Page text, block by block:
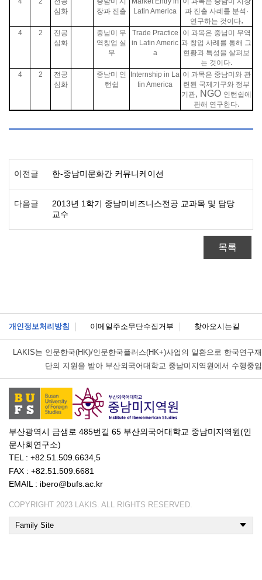
심화
장과 진출
Latin America
과 진출 사례를 분석·
연구하는 것이다.
4 2
전공
심화
중남미 무
역창업 실
무
Trade Practice
in Latin Americ
a
이 과목은 중남미 무역
과 창업 사례를 통해 그
현황과 특성을 살펴보
는 것이다.
4 2
전공
심화
중남미 인
턴쉽
Internship in La
tin America
이 과목은 중남미와 관
련된 국제기구와 정부
기관, NGO 인턴쉽에
관해 연구한다.
이전글 한-중남미문화간 커뮤니케이션
다음글
2013년 1학기 중남미비즈니스전공 교과목 및 담당
교수
목록
개인정보처리방침 이메일주소무단수집거부 찾아오시는길
LAKIS는 인문한국(HK)/인문한국플러스(HK+)사업의 일환으로 한국연구재
단의 지원을 받아 부산외국어대학교 중남미지역원에서 수행중임
부산광역시 금샘로 485번길 65 부산외국어대학교 중남미지역원(인
문사회연구소)
TEL : +82.51.509.6634,5
FAX : +82.51.509.6681
EMAIL : ibero@bufs.ac.kr
COPYRIGHT 2023 LAKIS. ALL RIGHTS RESERVED.
Family Site